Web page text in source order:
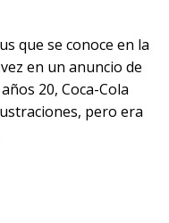
que se conoce en la
en un anuncio de
20, Coca-Cola
pero era